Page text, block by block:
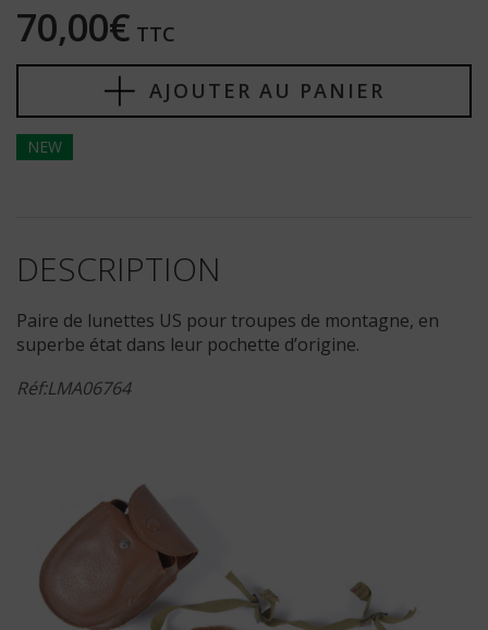
70,00€ TTC
AJOUTER AU PANIER
NEW
DESCRIPTION
Paire de lunettes US pour troupes de montagne, en
superbe état dans leur pochette d’origine.
Réf:LMA06764